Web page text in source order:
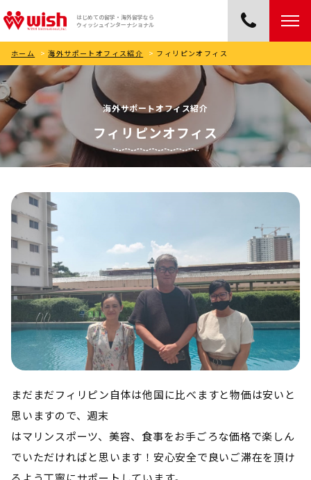
はじめての留学・海外留学なら
ウィッシュインターナショナル
ホーム > 海外サポートオフィス紹介 > フィリピンオフィス
海外サポートオフィス紹介
フィリピンオフィス
まだまだフィリピン自体は他国に比べますと物価は安いと
思いますので、週末
はマリンスポーツ、美容、食事をお手ごろな価格で楽しん
でいただければと思います！安心安全で良いご滞在を頂け